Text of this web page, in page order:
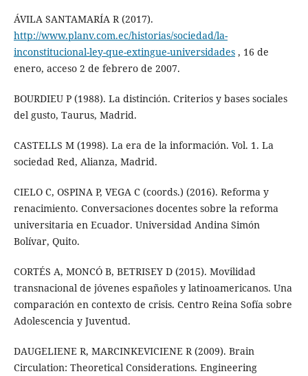
ÁVILA SANTAMARÍA R (2017).
http://www.planv.com.ec/historias/sociedad/la-
inconstitucional-ley-que-extingue-universidades, 16 de
enero, acceso 2 de febrero de 2007.
BOURDIEU P (1988). La distinción. Criterios y bases sociales
del gusto, Taurus, Madrid.
CASTELLS M (1998). La era de la información. Vol. 1. La
sociedad Red, Alianza, Madrid.
CIELO C, OSPINA P, VEGA C (coords.) (2016). Reforma y
renacimiento. Conversaciones docentes sobre la reforma
universitaria en Ecuador. Universidad Andina Simón
Bolívar, Quito.
CORTÉS A, MONCÓ B, BETRISEY D (2015). Movilidad
transnacional de jóvenes españoles y latinoamericanos. Una
comparación en contexto de crisis. Centro Reina Sofía sobre
Adolescencia y Juventud.
DAUGELIENE R, MARCINKEVICIENE R (2009). Brain
Circulation: Theoretical Considerations. Engineering